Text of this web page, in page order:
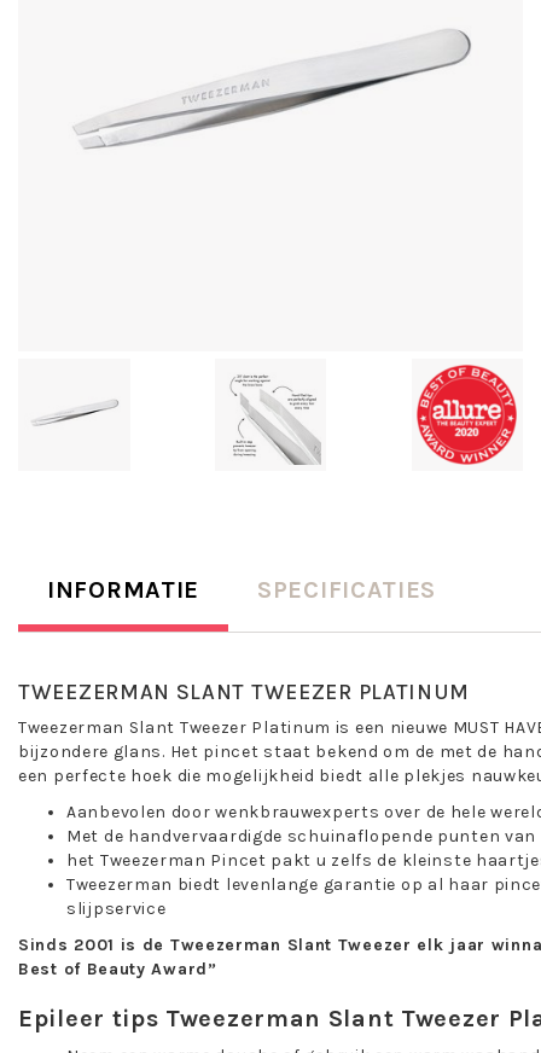
INFORMATIE SPECIFICATIES
TWEEZERMAN SLANT TWEEZER PLATINUM
Tweezerman Slant Tweezer Platinum is een nieuwe MUST
bijzondere glans. Het pincet staat bekend om de met de
een perfecte hoek die mogelijkheid biedt alle plekjes
Aanbevolen door wenkbrauwexperts over de hele
Met de handvervaardigde schuinaflopende punten van
het Tweezerman Pincet pakt u zelfs de kleinste
Tweezerman biedt levenlange garantie op al haar
slijpservice
Sinds 2001 is de Tweezerman Slant Tweezer elk jaar
Best of Beauty Award”
Epileer tips Tweezerman Slant Tweezer